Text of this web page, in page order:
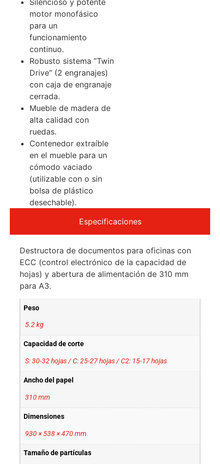
Silencioso y potente
motor monofásico
para un
funcionamiento
continuo.
Robusto sistema ”Twin
Drive“ (2 engranajes)
con caja de engranaje
cerrada.
Mueble de madera de
alta calidad con
ruedas.
Contenedor extraíble
en el mueble para un
cómodo vaciado
(utilizable con o sin
bolsa de plástico
desechable).
Especificaciones
Destructora de documentos para oficinas con
ECC (control electrónico de la capacidad de
hojas) y abertura de alimentación de 310 mm
para A3.
Peso
5.2 kg
Capacidad de corte
S: 30-32 hojas / C: 25-27 hojas / C2: 15-17 hojas
Ancho del papel
310 mm
Dimensiones
930 × 538 × 470 mm
Tamaño de partículas